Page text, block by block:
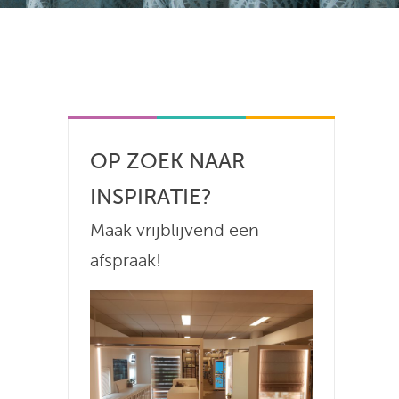
OP ZOEK NAAR
INSPIRATIE?
Maak vrijblijvend een
afspraak!